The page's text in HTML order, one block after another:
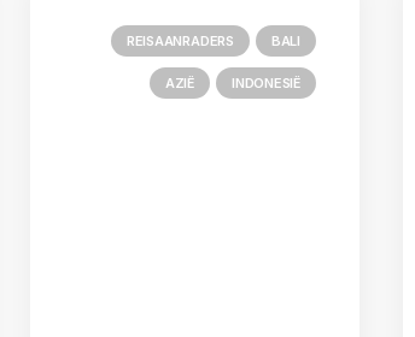
REISAANRADERS BALI
AZIË INDONESIË